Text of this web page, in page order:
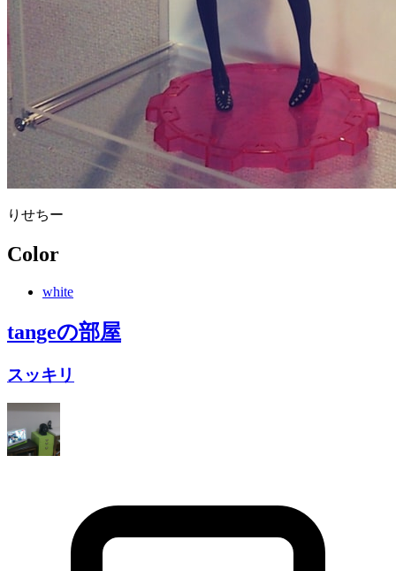
りせちー
Color
white
tangeの部屋
スッキリ